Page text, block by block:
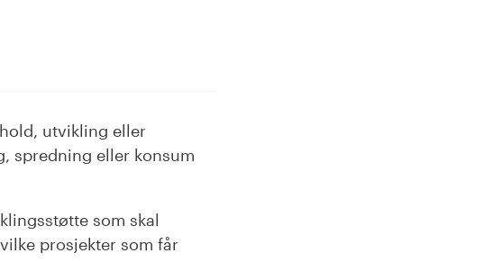
utvikling eller
spredning eller konsum
som skal
prosjekter som får